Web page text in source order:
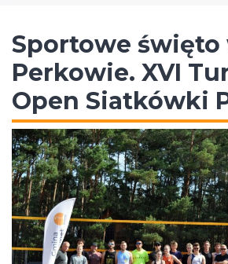
Sportowe święto
Perkowie. XVI
Open Siatkówki